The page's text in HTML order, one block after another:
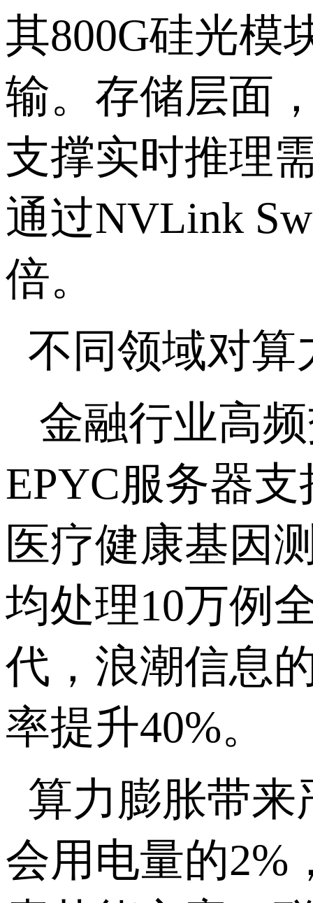
其800G硅光模
输。存储层面
支撑实时推理
通过NVLink
倍。
不同领域对
金融行业高
EPYC服务器
医疗健康基因
均处理10万例
代，浪潮信息
率提升40%。
算力膨胀带来
会用电量的2%